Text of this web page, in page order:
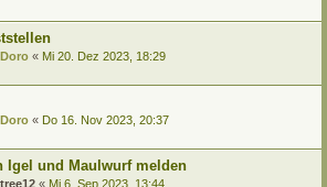
Doro « Mi 20. Dez 2023, 18:29
Doro « Do 16. Nov 2023, 20:37
Igel und Maulwurf melden
tree12 « Mi 6. Sep 2023, 13:44